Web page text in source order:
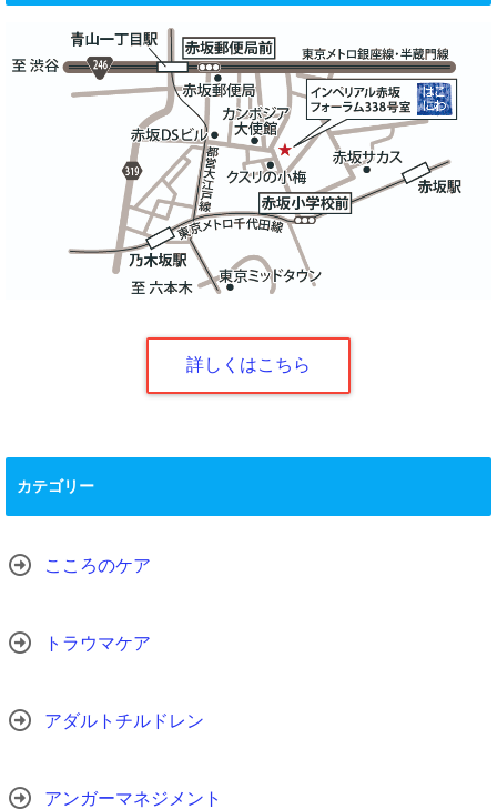
詳しくはこちら
カテゴリー
こころのケア
トラウマケア
アダルトチルドレン
アンガーマネジメント